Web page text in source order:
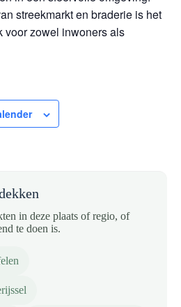
streekmarkt en braderie is het
voor zowel inwoners als
in deze plaats of regio, of
te doen is.